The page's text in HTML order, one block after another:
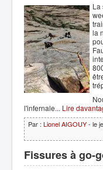
La
la
l'infernale... Lire
Par : Lionel AIGOUY- le
Fissures à go-